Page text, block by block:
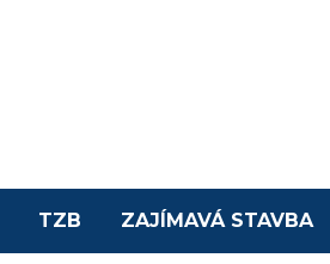
TZB ZAJÍMAVÁ STAVBA